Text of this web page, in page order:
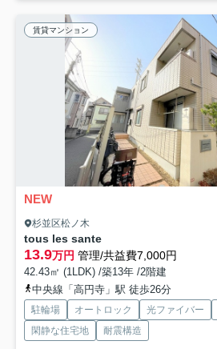
賃貸マンション
NEW
杉並区松ノ木
tous les sante
13.9万円 管理/共益費7,000円
42.43㎡ (1LDK) /築13年 /2階建
中央線「高円寺」駅 徒歩26分
駐輪場 オートロック 光ファイバー
閑静な住宅地
耐震構造